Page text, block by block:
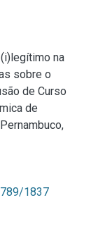
na
sobre o
de Curso
de
1837